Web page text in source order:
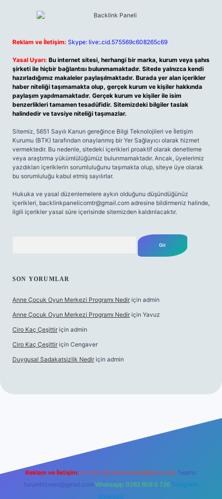
Reklam ve İletişim: Skype: live:.cid.575569c608265c69
Yasal Uyarı: Bu internet sitesi, herhangi bir marka, kurum veya şahıs
şirketi ile hiçbir bağlantısı bulunmamaktadır. Sitede yalnızca kendi
hazırladığımız makaleler paylaşılmaktadır. Burada yer alan içerikler
haber niteliği taşımamakta olup, gerçek kurum ve kişiler hakkında
paylaşım yapılmamaktadır. Gerçek kurum ve kişiler ile isim
benzerlikleri tamamen tesadüfidir. Sitemizdeki bilgiler taslak
halindedir ve tavsiye niteliği taşımazlar.
Sitemiz, 5651 Sayılı Kanun gereğince Bilgi Teknolojileri ve İletişim
Kurumu (BTK) tarafından onaylanmış bir Yer Sağlayıcı olarak hizmet
vermektedir. Bu nedenle, sitedeki içerikleri proaktif olarak denetleme
veya araştırma yükümlülüğümüz bulunmamaktadır. Ancak, üyelerimiz
yazdıkları içeriklerin sorumluluğunu taşımakta olup, siteye üye olarak
bu sorumluluğu kabul etmiş sayılırlar.
Hukuka ve yasal düzenlemelere aykırı olduğunu düşündüğünüz
içerikleri, backlinkpanelicomtr@gmail.com adresine bildirmeniz halinde,
ilgili içerikler yasal süre içerisinde sitemizden kaldırılacaktır.
SON YORUMLAR
Anne Çocuk Oyun Merkezi Programı Nedir için admin
Anne Çocuk Oyun Merkezi Programı Nedir için Yavuz
Ciro Kaç Çeşittir için admin
Ciro Kaç Çeşittir için Cengaver
Duygusal Sadakatsizlik Nedir için admin
Reklam ve İletişim: E-mail: backlinkpaneli@gmail.com Teams:
forumhizmeti@gmail.com Whatsapp: 0262 606 0 726 Telegram:
@karabul